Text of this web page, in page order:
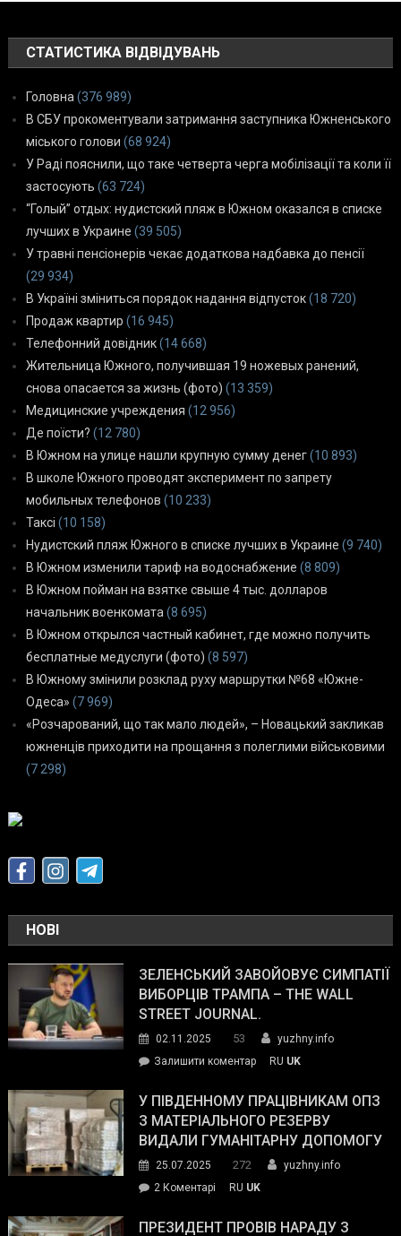
СТАТИСТИКА ВІДВІДУВАНЬ
Головна (376 989)
В СБУ прокоментували затримання заступника Южненського
міського голови (68 924)
У Раді пояснили, що таке четверта черга мобілізації та коли її
застосують (63 724)
“Голый” отдых: нудистский пляж в Южном оказался в списке
лучших в Украине (39 505)
У травні пенсіонерів чекає додаткова надбавка до пенсії
(29 934)
В Україні зміниться порядок надання відпусток(18 720)
Продаж квартир (16 945)
Телефонний довідник(14 668)
Жительница Южного, получившая 19 ножевых ранений,
снова опасается за жизнь (фото) (13 359)
Медицинские учреждения (12 956)
Де поїсти? (12 780)
В Южном на улице нашли крупную сумму денег(10 893)
В школе Южного проводят эксперимент по запрету
мобильных телефонов (10 233)
Таксі (10 158)
Нудистский пляж Южного в списке лучших в Украине (9 740)
В Южном изменили тариф на водоснабжение (8 809)
В Южном пойман на взятке свыше 4 тыс. долларов
начальник военкомата (8 695)
В Южном открылся частный кабинет, где можно получить
бесплатные медуслуги (фото) (8 597)
В Южному змінили розклад руху маршрутки №68 «Южне-
Одеса» (7 969)
«Розчарований, що так мало людей», – Новацький закликав
южненців приходити на прощання з полеглими військовими
(7 298)
НОВІ
ЗЕЛЕНСЬКИЙ ЗАВОЙОВУЄ СИМПАТІЇ
ВИБОРЦІВ ТРАМПА – THE WALL
STREET JOURNAL.
02.11.2025 53
yuzhny.info
Залишити коментарon
завойовує
симпатії
виборців
The
Street
RU UK
У ПІВДЕННОМУ ПРАЦІВНИКАМ ОПЗ
З МАТЕРІАЛЬНОГО РЕЗЕРВУ
ВИДАЛИ ГУМАНІТАРНУ ДОПОМОГУ
25.07.2025 272
yuzhny.info
2 Коментарі
Південному
RU UK
ПРЕЗИДЕНТ ПРОВІВ НАРАДУ З